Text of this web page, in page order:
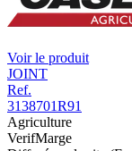
Voir le produit
JOINT
Ref.
3138701R91
Agriculture
VerifMarge